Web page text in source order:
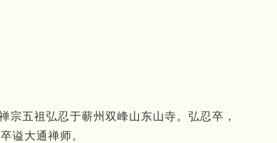
五祖弘忍于蕲州双峰山东山寺。弘忍卒，
谥大通禅师。